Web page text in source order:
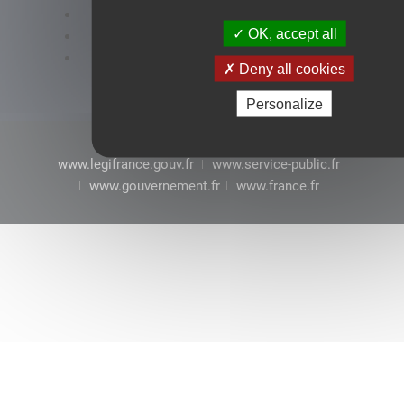
OK, accept all
Deny all cookies
Personalize
www.legifrance.gouv.fr
www.service-public.fr
www.gouvernement.fr
www.france.fr